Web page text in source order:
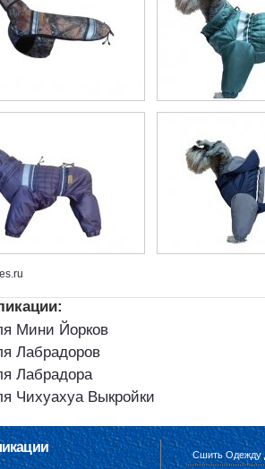
Мини Йорков
Лабрадоров
Лабрадора
Чихуахуа Выкройки
Сшить Одежду